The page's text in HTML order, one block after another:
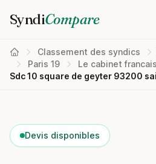
SyndiCompare
Classement des syndics
Paris 19
Le cabinet francais
Devis disponibles